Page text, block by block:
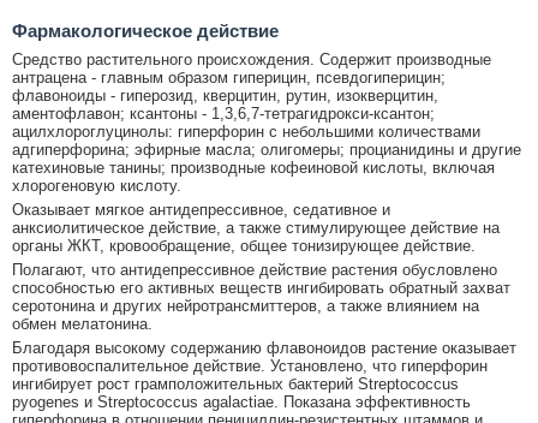
Фармакологическое действие
Средство растительного происхождения. Содержит производные
антрацена - главным образом гиперицин, псевдогиперицин;
флавоноиды - гиперозид, кверцитин, рутин, изокверцитин,
аментофлавон; ксантоны - 1,3,6,7-тетрагидрокси-ксантон;
ацилхлороглуцинолы: гиперфорин с небольшими количествами
адгиперфорина; эфирные масла; олигомеры; процианидины и другие
катехиновые танины; производные кофеиновой кислоты, включая
хлорогеновую кислоту.
Оказывает мягкое антидепрессивное, седативное и
анксиолитическое действие, а также стимулирующее действие на
органы ЖКТ, кровообращение, общее тонизирующее действие.
Полагают, что антидепрессивное действие растения обусловлено
способностью его активных веществ ингибировать обратный захват
серотонина и других нейротрансмиттеров, а также влиянием на
обмен мелатонина.
Благодаря высокому содержанию флавоноидов растение оказывает
противовоспалительное действие. Установлено, что гиперфорин
ингибирует рост грамположительных бактерий Streptococcus
pyogenes и Streptococcus agalactiae. Показана эффективность